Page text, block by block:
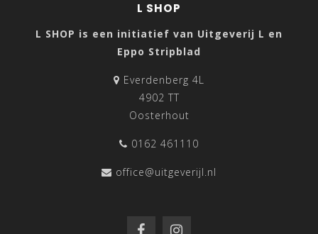
L SHOP
L SHOP is een initiatief van Uitgeverij L en
Eppo Stripblad
Everdenberg 4L
4902 TT
Oosterhout
0162 461110
office@uitgeverijl.nl